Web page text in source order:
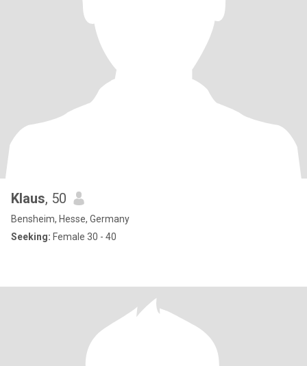
Klaus, 50
Bensheim, Hesse, Germany
Seeking: Female 30 - 40